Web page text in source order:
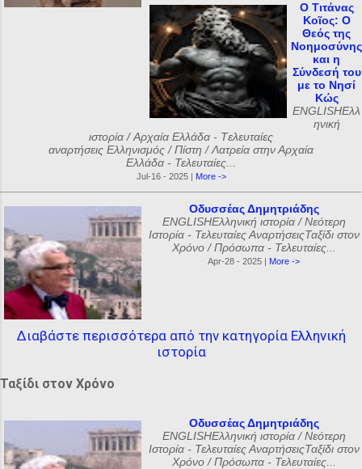
Ο Τιτάνας
Κοῖος: Ο
Θεός της
Νοημοσύνης
και η
Σύνδεσή του
με το Νησί
Κώς
ENGLISHΕλλ
ηνική
ιστορία / Αρχαία Ελλάδα - Tελευταίες
αναρτήσεις Ελληνισμός / Πίστη / Λατρεία στην Αρχαία
Ελλάδα - Τελευταίες...
Jul-16 - 2025 | More ->
Οδυσσέας Δημητριάδης
ENGLISHΕλληνική ιστορία / Νεότερη
Ιστορία - Τελευταίες ΑναρτήσειςΤαξίδι στον
Χρόνο / Πρόσωπα - Τελευταίες...
Apr-28 - 2025 | More ->
Διαβάστε περισσότερα από την κατηγορία Ελληνική
ιστορία
Ταξίδι στον Χρόνο
Οδυσσέας Δημητριάδης
ENGLISHΕλληνική ιστορία / Νεότερη
Ιστορία - Τελευταίες ΑναρτήσειςΤαξίδι στον
Χρόνο / Πρόσωπα - Τελευταίες...